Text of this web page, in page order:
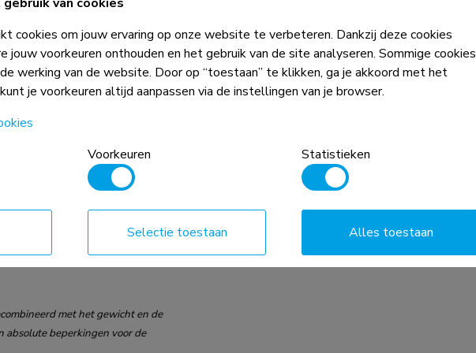
met het gewicht en de
absolute beperkingen voor de
75x75 - 100x100 mm
cookies om jouw ervaring op onze website te verbeteren. Dankzij deze cookies
jouw voorkeuren onthouden en het gebruik van de site analyseren. Sommige cookies
werking van de website. Door op “toestaan” te klikken, ga je akkoord met het
je voorkeuren altijd aanpassen via de instellingen van je browser.
Voorkeuren Statistieken
Selectie toestaan Alles toestaan